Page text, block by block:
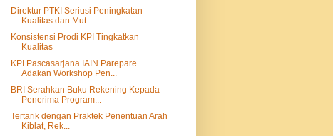
Direktur PTKI Seriusi Peningkatan
Kualitas dan Mut...
Konsistensi Prodi KPI Tingkatkan
Kualitas
KPI Pascasarjana IAIN Parepare
Adakan Workshop Pen...
BRI Serahkan Buku Rekening Kepada
Penerima Program...
Tertarik dengan Praktek Penentuan Arah
Kiblat, Rek...